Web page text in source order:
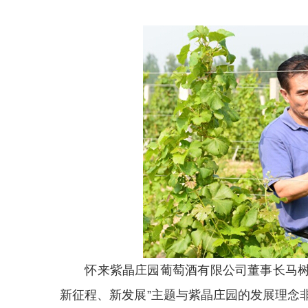
怀来紫晶庄园葡萄酒有限公司董事长马树
新征程、新发展”主题与紫晶庄园的发展理